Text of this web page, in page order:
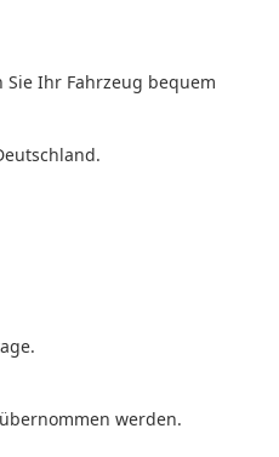
Ihr Fahrzeug bequem
werden.